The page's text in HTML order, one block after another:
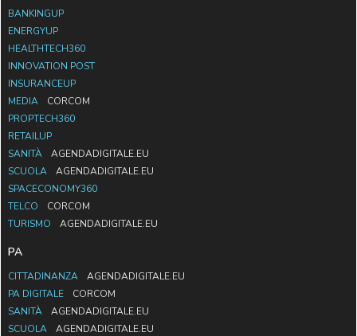
BANKINGUP
ENERGYUP
HEALTHTECH360
INNOVATION POST
INSURANCEUP
MEDIA
CORCOM
PROPTECH360
RETAILUP
SANITÀ
AGENDADIGITALE.EU
SCUOLA
AGENDADIGITALE.EU
SPACECONOMY360
TELCO
CORCOM
TURISMO
AGENDADIGITALE.EU
PA
CITTADINANZA
AGENDADIGITALE.EU
PA DIGITALE
CORCOM
SANITÀ
AGENDADIGITALE.EU
SCUOLA
AGENDADIGITALE.EU